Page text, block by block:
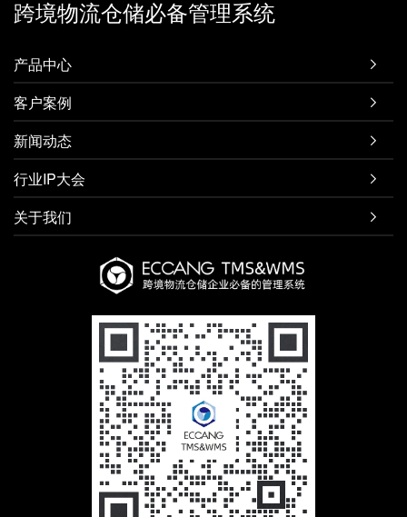
跨境物流仓储必备管理系统
产品中心 
客户案例 
新闻动态 
行业IP大会 
关于我们 